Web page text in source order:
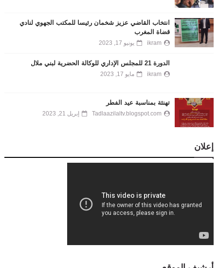
انتخاب القاضي عزيز شخمان رئيسا للمكتب الجهوي لنادي
قضاة المغرب
ikram يونيو 17, 2023
الدورة 21 للمجلس الإداري للوكالة الحضرية لبني ملال
ikram مايو 17, 2023
تهنئة بمناسبة عيد الفطر
Tadlaazilaltv.blogspot.com إبريل 21, 2023
إعلان